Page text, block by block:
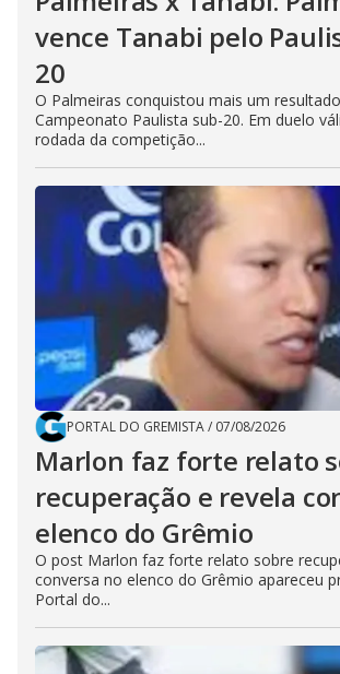
vence Tanabi pelo
20
O Palmeiras conquistou mais um
Campeonato Paulista sub-20. Em duelo
rodada da competição...
PORTAL DO GREMISTA/ 07/08/2026
Marlon faz forte relato
recuperação e revela
elenco do Grêmio
O post Marlon faz forte relato sobre
conversa no elenco do Grêmio apareceu
Portal do...